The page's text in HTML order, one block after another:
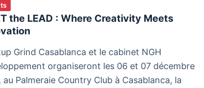
the LEAD : Where Creativity Meets
Grind Casablanca et le cabinet NGH
organiseront les 06 et 07 décembre
au Palmeraie Country Club à Casablanca, la